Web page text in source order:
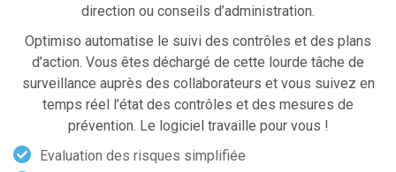
direction ou conseils d’administration.
Optimiso automatise le suivi des contrôles et des plans
d’action. Vous êtes déchargé de cette lourde tâche de
surveillance auprès des collaborateurs et vous suivez en
temps réel l’état des contrôles et des mesures de
prévention. Le logiciel travaille pour vous !
Evaluation des risques simplifiée